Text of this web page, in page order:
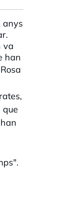
anys
va
han
que